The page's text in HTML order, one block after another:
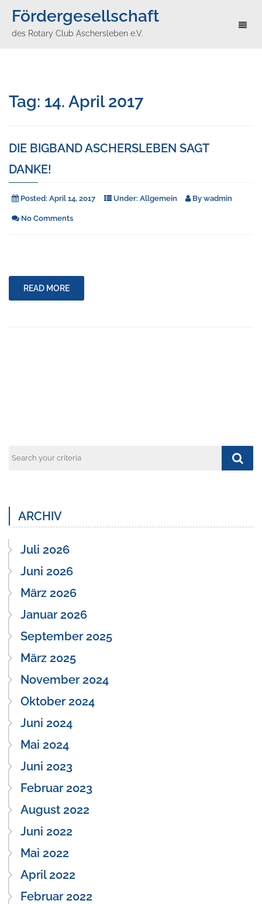
Fördergesellschaft
des Rotary Club Aschersleben e.V.
Tag: 14. April 2017
DIE BIGBAND ASCHERSLEBEN SAGT
DANKE!
Posted: April 14, 2017 Under: Allgemein By wadmin
No Comments
READ MORE
ARCHIV
Juli 2026
Juni 2026
März 2026
Januar 2026
September 2025
März 2025
November 2024
Oktober 2024
Juni 2024
Mai 2024
Juni 2023
Februar 2023
August 2022
Juni 2022
Mai 2022
April 2022
Februar 2022